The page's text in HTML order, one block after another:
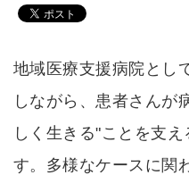
地域医療支援病院とし
しながら、患者さんが
しく生きる"ことを支
す。多様なケースに関